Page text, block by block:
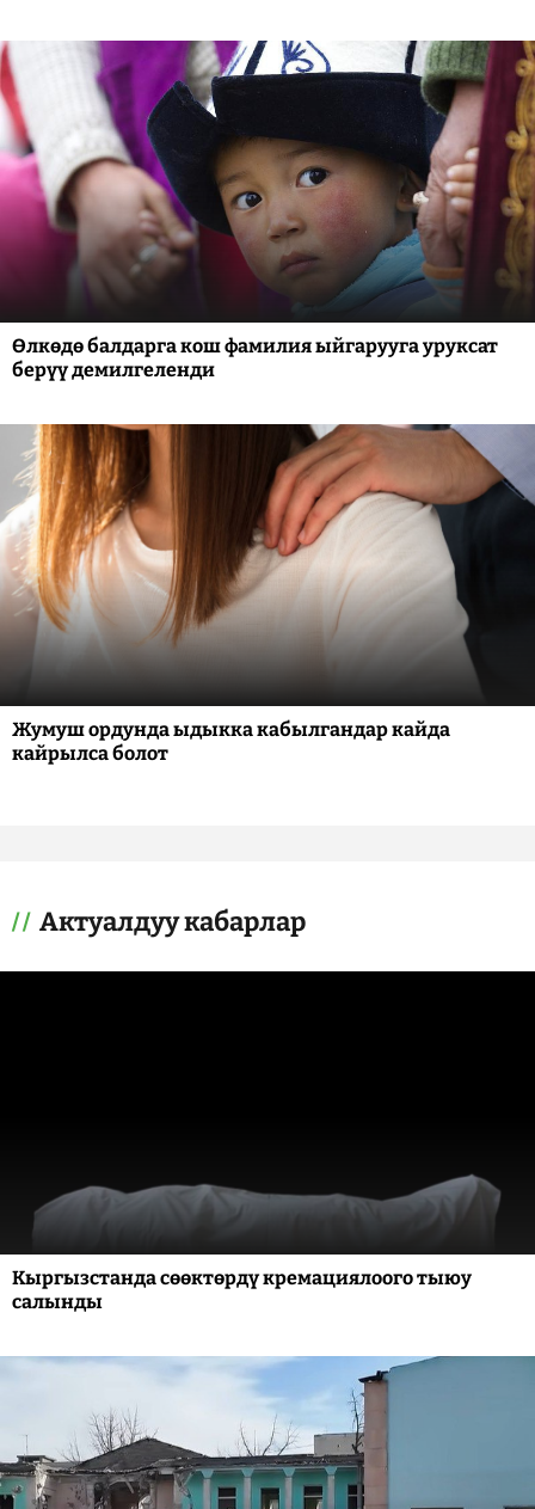
Өлкөдө балдарга кош фамилия ыйгарууга уруксат
берүү демилгеленди
Жумуш ордунда ыдыкка кабылгандар кайда
кайрылса болот
Актуалдуу кабарлар
Кыргызстанда сөөктөрдү кремациялоого тыюу
салынды